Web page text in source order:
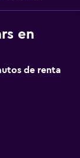
en
de renta